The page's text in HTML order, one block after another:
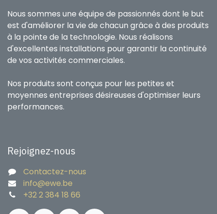
Nous sommes une équipe de passionnés dont le but
est d'améliorer la vie de chacun grâce à des produits
à la pointe de la technologie. Nous réalisons
d'excellentes installations pour garantir la continuité
de vos activités commerciales.
Nos produits sont conçus pour les petites et
moyennes entreprises désireuses d'optimiser leurs
performances.
Rejoignez-nous
Contactez-nous
info@ewe.be
+32 2 384 18 66